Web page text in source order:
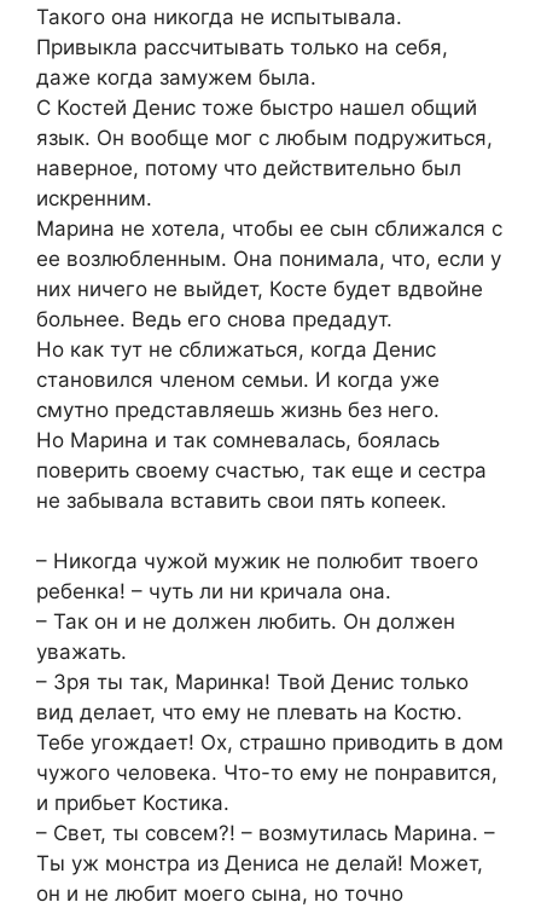
Такого она никогда не испытывала.
Привыкла рассчитывать только на себя,
даже когда замужем была.
С Костей Денис тоже быстро нашел общий
язык. Он вообще мог с любым подружиться,
наверное, потому что действительно был
искренним.
Марина не хотела, чтобы ее сын сближался с
ее возлюбленным. Она понимала, что, если у
них ничего не выйдет, Косте будет вдвойне
больнее. Ведь его снова предадут.
Но как тут не сближаться, когда Денис
становился членом семьи. И когда уже
смутно представляешь жизнь без него.
Но Марина и так сомневалась, боялась
поверить своему счастью, так еще и сестра
не забывала вставить свои пять копеек.
– Никогда чужой мужик не полюбит твоего
ребенка! – чуть ли ни кричала она.
– Так он и не должен любить. Он должен
уважать.
– Зря ты так, Маринка! Твой Денис только
вид делает, что ему не плевать на Костю.
Тебе угождает! Ох, страшно приводить в дом
чужого человека. Что-то ему не понравится,
и прибьет Костика.
– Свет, ты совсем?! – возмутилась Марина. –
Ты уж монстра из Дениса не делай! Может,
он и не любит моего сына, но точно